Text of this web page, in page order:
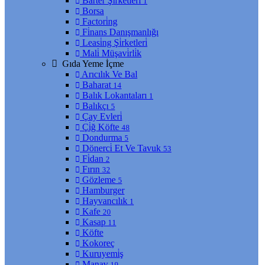
Borsa
Factori̇ng
Fi̇nans Danışmanlığı
Leasi̇ng Şi̇rketleri̇
Mali̇ Müşavi̇rli̇k
Gıda Yeme İçme
Arıcılık Ve Bal
Baharat 14
Balık Lokantaları 1
Balıkçı 5
Çay Evleri̇
Çi̇ğ Köfte 48
Dondurma 5
Dönerci̇ Et Ve Tavuk 53
Fi̇dan 2
Fırın 32
Gözleme 5
Hamburger
Hayvancılık 1
Kafe 20
Kasap 11
Köfte
Kokoreç
Kuruyemi̇ş